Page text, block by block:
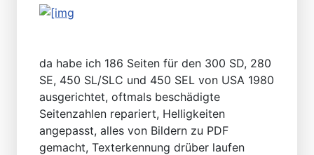
da habe ich 186 Seiten für den 300 SD, 280
SE, 450 SL/SLC und 450 SEL von USA 1980
ausgerichtet, oftmals beschädigte
Seitenzahlen repariert, Helligkeiten
angepasst, alles von Bildern zu PDF
gemacht, Texterkennung drüber laufen